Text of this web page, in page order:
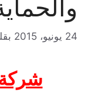
24 يونيو، 2015
شركة